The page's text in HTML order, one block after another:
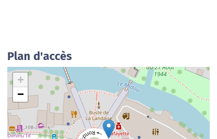
Plan d'accès
+
−